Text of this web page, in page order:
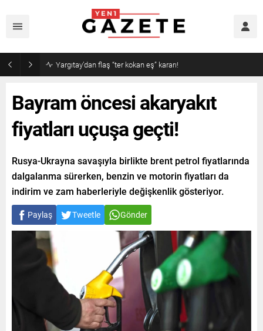
Yargıtay’dan flaş “ter kokan eş” kararı!
Bayram öncesi akaryakıt
fiyatları uçuşa geçti!
Rusya-Ukrayna savaşıyla birlikte brent petrol fiyatlarında
dalgalanma sürerken, benzin ve motorin fiyatları da
indirim ve zam haberleriyle değişkenlik gösteriyor.
Paylaş Tweetle Gönder